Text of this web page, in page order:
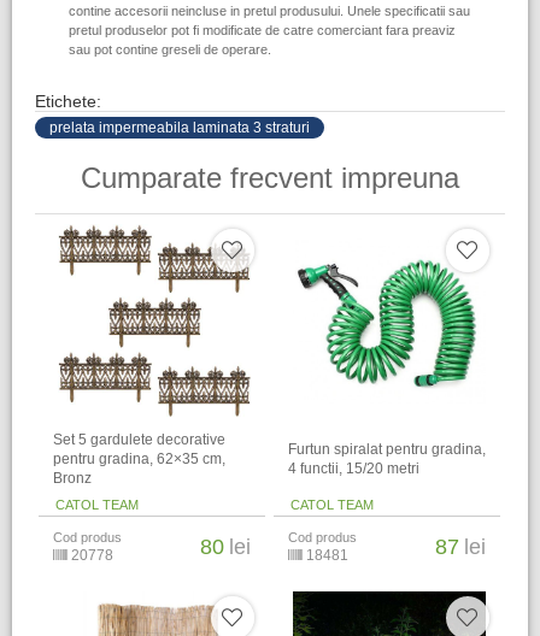
contine accesorii neincluse in pretul produsului. Unele specificatii sau
pretul produselor pot fi modificate de catre comerciant fara preaviz
sau pot contine greseli de operare.
Etichete:
prelata impermeabila laminata 3 straturi
Cumparate frecvent impreuna
Set 5 gardulete decorative
pentru gradina, 62×35 cm,
Bronz
CATOL TEAM
Cod produs
20778 80 lei
Furtun spiralat pentru gradina,
4 functii, 15/20 metri
CATOL TEAM
Cod produs
18481 87 lei